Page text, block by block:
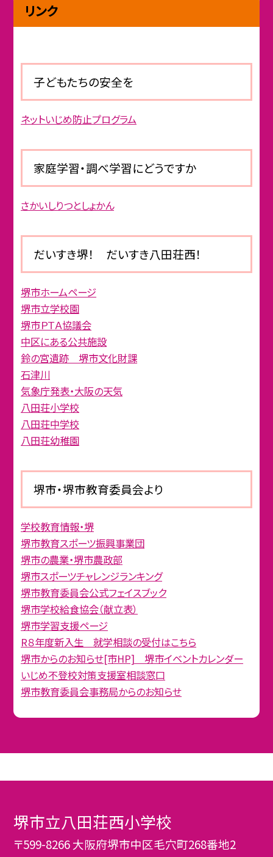
リンク
子どもたちの安全を
ネットいじめ防止プログラム
家庭学習・調べ学習にどうですか
さかいしりつとしょかん
だいすき堺！ だいすき八田荘西！
堺市ホームページ
堺市立学校園
堺市ＰＴＡ協議会
中区にある公共施設
鈴の宮遺跡 堺市文化財課
石津川
気象庁発表・大阪の天気
八田荘小学校
八田荘中学校
八田荘幼稚園
堺市・堺市教育委員会より
学校教育情報・堺
堺市教育スポーツ振興事業団
堺市の農業・堺市農政部
堺市スポーツチャレンジランキング
堺市教育委員会公式フェイスブック
堺市学校給食協会（献立表）
堺市学習支援ページ
R８年度新入生 就学相談の受付はこちら
堺市からのお知らせ[市HP] 堺市イベントカレンダー
いじめ不登校対策支援室相談窓口
堺市教育委員会事務局からのお知らせ
堺市立八田荘西小学校
〒599-8266 大阪府堺市中区毛穴町268番地2